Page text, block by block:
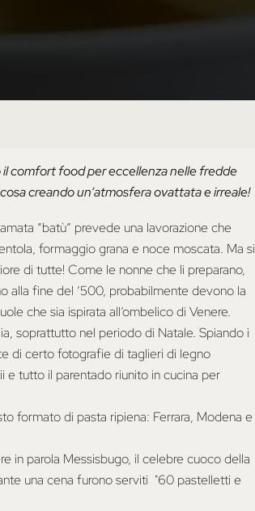
comfort food per eccellenza nelle fredde
creando un’atmosfera ovattata e irreale!
“batù” prevede una lavorazione che
formaggio grana e noce moscata. Ma si
di tutte! Come le nonne che li preparano,
alla fine del ‘500, probabilmente devono la
che sia ispirata all’ombelico di Venere.
soprattutto nel periodo di Natale. Spiando i
di certo fotografie di taglieri di legno
e tutto il parentado riunito in cucina per
formato di pasta ripiena: Ferrara, Modena e
in parola Messisbugo, il celebre cuoco della
una cena furono serviti "60 pastelletti e